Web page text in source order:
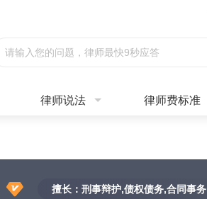
请输入您的问题，律师最快9秒应答
律师说法 律师费标准
擅长：刑事辩护,债权债务,合同事务